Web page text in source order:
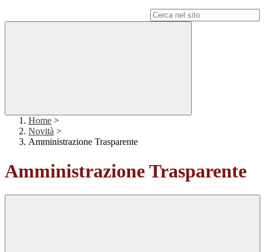
Home >
Novità >
Amministrazione Trasparente
Amministrazione Trasparente